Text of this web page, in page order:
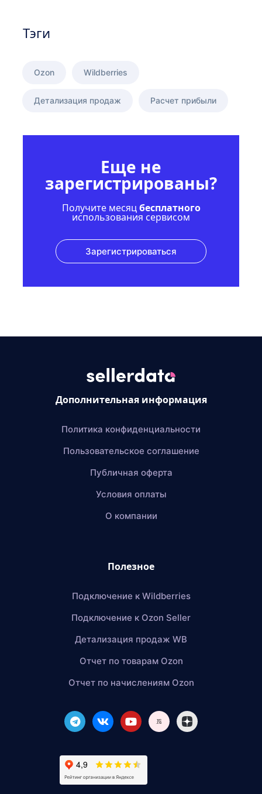
Тэги
Ozon Wildberries
Детализация продаж Расчет прибыли
Еще не
зарегистрированы?
Получите месяцбесплатного
использования сервисом
Зарегистрироваться
Дополнительная информация
Политика конфиденциальности
Пользовательское соглашение
Публичная оферта
Условия оплаты
О компании
Полезное
Подключение к Wildberries
Подключение к Ozon Seller
Детализация продаж WB
Отчет по товарам Ozon
Отчет по начислениям Ozon